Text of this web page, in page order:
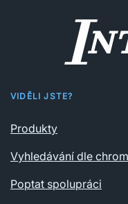
VIDĚLI JSTE?
Produkty
Vyhledávání dle
Poptat spolupráci